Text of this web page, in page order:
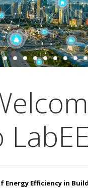
Efficiency in